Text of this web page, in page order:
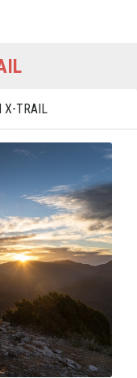
X-TRAIL